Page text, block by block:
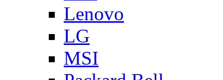
Lenovo
LG
MSI